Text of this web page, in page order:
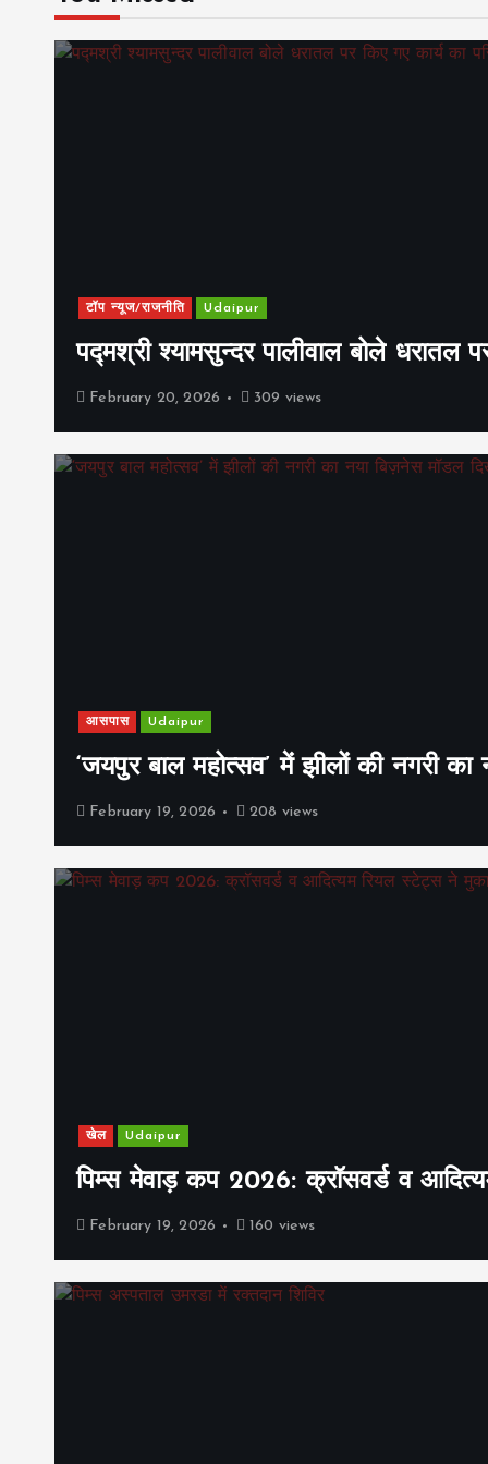
टॉप न्यूज/राजनीति Udaipur
पद्मश्री श्यामसुन्दर पालीवाल बोले धरातल
February 20, 2026 309 views
आसपास Udaipur
‘जयपुर बाल महोत्सव’ में झीलों की नगरी
February 19, 2026 208 views
खेल Udaipur
पिम्स मेवाड़ कप 2026: क्रॉसवर्ड व
February 19, 2026 160 views